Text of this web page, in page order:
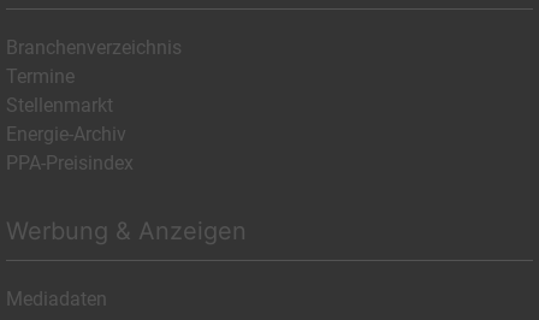
Branchenverzeichnis
Termine
Stellenmarkt
Energie-Archiv
PPA-Preisindex
Werbung & Anzeigen
Mediadaten